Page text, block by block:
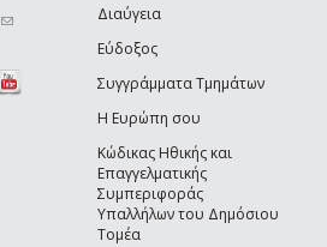
(link sends e-mail)Διαύγεια
Εύδοξος
Συγγράμματα Τμημάτων
Η Ευρώπη σου
Κώδικας Ηθικής και
Επαγγελματικής
Συμπεριφοράς
Υπαλλήλων του Δημόσιου
Τομέα